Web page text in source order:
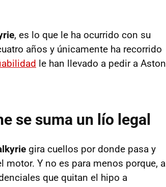
, es lo que le ha ocurrido con su
años y únicamente ha recorrido
le han llevado a pedir a Aston
se suma un lío legal
gira cuellos por donde pasa y
Y no es para menos porque, a
que quitan el hipo a